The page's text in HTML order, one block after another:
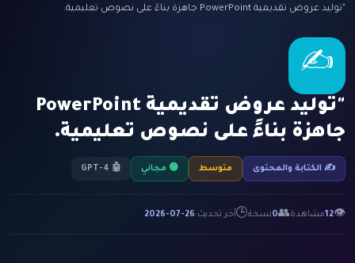
"توليد عروض تقديمية PowerPoint جاهزة بناءً على نصوص تعليمية.
✍️
"توليد عروض تقديمية PowerPoint
جاهزة بناءً على نصوص تعليمية.
✍️ الكتابة والمحتوى متوسط 🟢 مجاني 🤖 GPT-4
👁
12مشاهدة👥
0نسخة🕒آخر تحديث:2026-07-26